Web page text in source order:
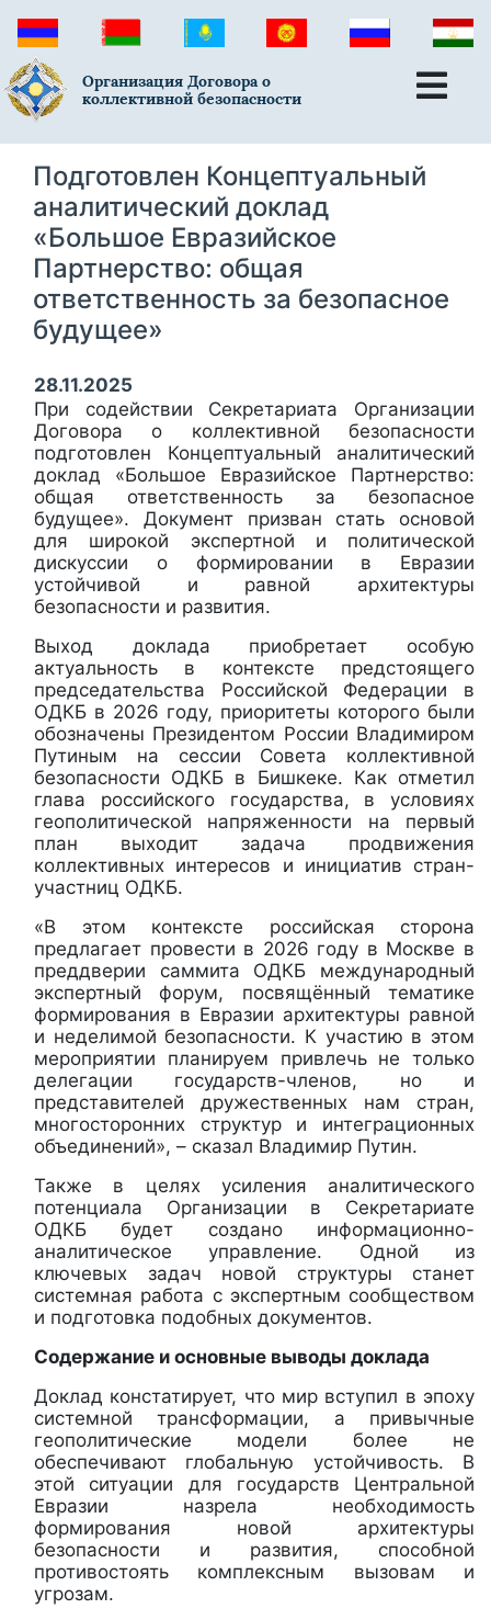
Организация Договора о
коллективной безопасности
Подготовлен Концептуальный
аналитический доклад
«Большое Евразийское
Партнерство: общая
ответственность за безопасное
будущее»
28.11.2025
При содействии Секретариата Организации
Договора о коллективной безопасности
подготовлен Концептуальный аналитический
доклад «Большое Евразийское Партнерство:
общая ответственность за безопасное
будущее». Документ призван стать основой
для широкой экспертной и политической
дискуссии о формировании в Евразии
устойчивой и равной архитектуры
безопасности и развития.
Выход доклада приобретает особую
актуальность в контексте предстоящего
председательства Российской Федерации в
ОДКБ в 2026 году, приоритеты которого были
обозначены Президентом России Владимиром
Путиным на сессии Совета коллективной
безопасности ОДКБ в Бишкеке. Как отметил
глава российского государства, в условиях
геополитической напряженности на первый
план выходит задача продвижения
коллективных интересов и инициатив стран-
участниц ОДКБ.
«В этом контексте российская сторона
предлагает провести в 2026 году в Москве в
преддверии саммита ОДКБ международный
экспертный форум, посвящённый тематике
формирования в Евразии архитектуры равной
и неделимой безопасности. К участию в этом
мероприятии планируем привлечь не только
делегации государств-членов, но и
представителей дружественных нам стран,
многосторонних структур и интеграционных
объединений», – сказал Владимир Путин.
Также в целях усиления аналитического
потенциала Организации в Секретариате
ОДКБ будет создано информационно-
аналитическое управление. Одной из
ключевых задач новой структуры станет
системная работа с экспертным сообществом
и подготовка подобных документов.
Содержание и основные выводы доклада
Доклад констатирует, что мир вступил в эпоху
системной трансформации, а привычные
геополитические модели более не
обеспечивают глобальную устойчивость. В
этой ситуации для государств Центральной
Евразии назрела необходимость
формирования новой архитектуры
безопасности и развития, способной
противостоять комплексным вызовам и
угрозам.